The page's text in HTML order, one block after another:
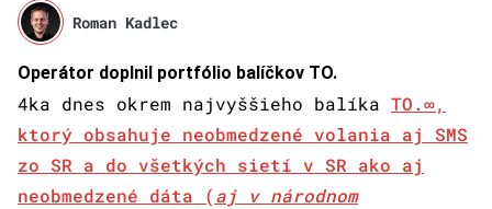
Roman Kadlec
Operátor doplnil portfólio balíčkov TO.
4ka dnes okrem najvyššieho balíka TO.∞,
ktorý obsahuje neobmedzené volania aj SMS
zo SR a do všetkých sietí v SR ako aj
neobmedzené dáta (aj v národnom